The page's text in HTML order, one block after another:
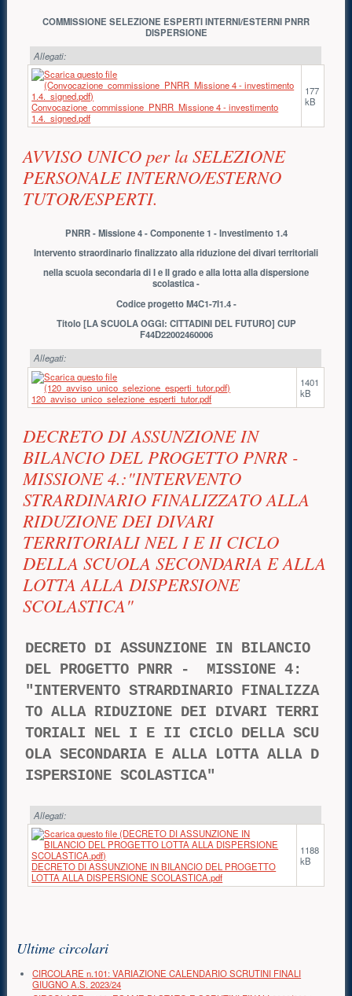
COMMISSIONE SELEZIONE ESPERTI INTERNI/ESTERNI PNRR
DISPERSIONE
Allegati:
Convocazione_commissione_PNRR_Missione 4 - investimento
1.4._signed.pdf
177
kB
AVVISO UNICO per la SELEZIONE
PERSONALE INTERNO/ESTERNO
TUTOR/ESPERTI.
PNRR - Missione 4 - Componente 1 - Investimento 1.4
Intervento straordinario finalizzato alla riduzione dei divari territoriali
nella scuola secondaria di I e II grado e alla lotta alla dispersione
scolastica -
Codice progetto M4C1-7I1.4 -
Titolo [LA SCUOLA OGGI: CITTADINI DEL FUTURO] CUP
F44D22002460006
Allegati:
120_avviso_unico_selezione_esperti_tutor.pdf
1401
kB
DECRETO DI ASSUNZIONE IN
BILANCIO DEL PROGETTO PNRR -
MISSIONE 4.:"INTERVENTO
STRARDINARIO FINALIZZATO ALLA
RIDUZIONE DEI DIVARI
TERRITORIALI NEL I E II CICLO
DELLA SCUOLA SECONDARIA E ALLA
LOTTA ALLA DISPERSIONE
SCOLASTICA"
DECRETO DI ASSUNZIONE IN BILANCIO
DEL PROGETTO PNRR -  MISSIONE 4:
"INTERVENTO STRARDINARIO FINALIZZA
TO ALLA RIDUZIONE DEI DIVARI TERRI
TORIALI NEL I E II CICLO DELLA SCU
OLA SECONDARIA E ALLA LOTTA ALLA D
ISPERSIONE SCOLASTICA"
Allegati:
DECRETO DI ASSUNZIONE IN BILANCIO DEL PROGETTO
LOTTA ALLA DISPERSIONE SCOLASTICA.pdf
1188
kB
Ultime circolari
CIRCOLARE n.101: VARIAZIONE CALENDARIO SCRUTINI FINALI
GIUGNO A.S. 2023/24